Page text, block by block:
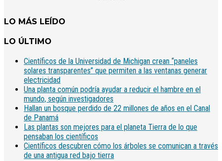
LO MÁS LEÍDO
LO ÚLTIMO
Científicos de la Universidad de Michigan crean “paneles
solares transparentes” que permiten a las ventanas generar
electricidad
Una planta común podría ayudar a reducir el hambre en el
mundo, según investigadores
Hallan un bosque perdido de 22 millones de años en el Canal
de Panamá
Las plantas son mejores para el planeta Tierra de lo que
pensaban los científicos
Científicos descubren cómo los árboles se comunican a través
de una antigua red bajo tierra